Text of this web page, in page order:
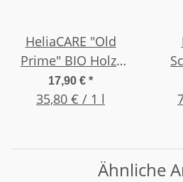
HeliaCARE "Old
Prime" BIO Holz-
Leinöl für Kenner
des Mittelalters
17,90 € *
35,80 € / 1 l
Ähnliche